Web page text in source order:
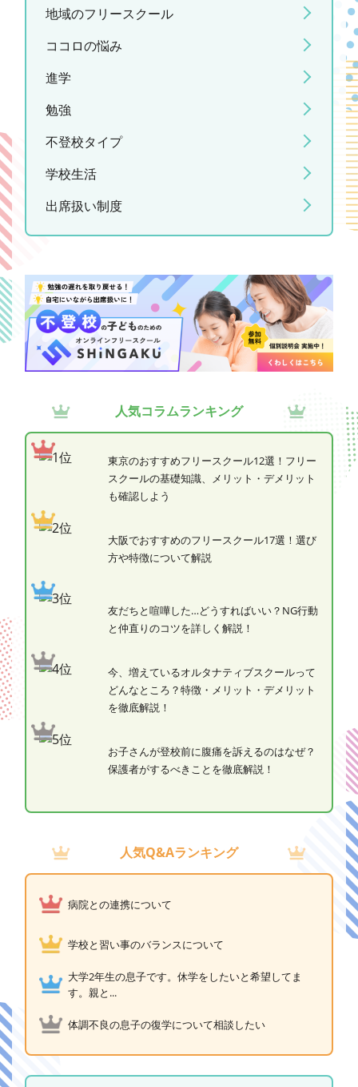
地域のフリースクール
ココロの悩み
進学
勉強
不登校タイプ
学校生活
出席扱い制度
人気コラムランキング
東京のおすすめフリースクール12選！フリー
スクールの基礎知識、メリット・デメリット
も確認しよう
大阪でおすすめのフリースクール17選！選び
方や特徴について解説
友だちと喧嘩した…どうすればいい？NG行動
と仲直りのコツを詳しく解説！
今、増えているオルタナティブスクールって
どんなところ？特徴・メリット・デメリット
を徹底解説！
お子さんが登校前に腹痛を訴えるのはなぜ？
保護者がするべきことを徹底解説！
人気Q&Aランキング
病院との連携について
学校と習い事のバランスについて
大学2年生の息子です。休学をしたいと希望してま
す。親と...
体調不良の息子の復学について相談したい